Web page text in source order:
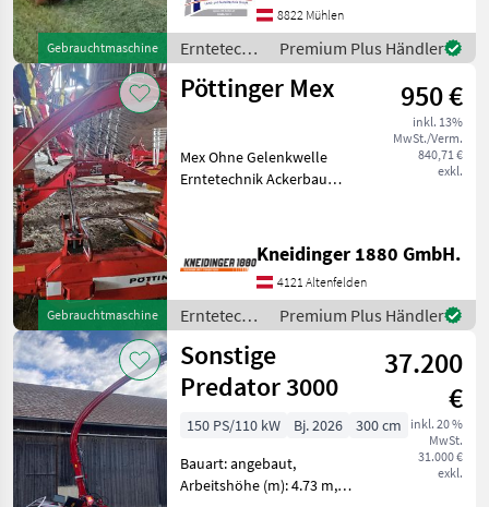
Gebrauchtmaschine
Höchstgeschwindigkeit in
km/h: 20 km/h, Arbeitshöhe
(m): 4.73 m, Beleuchtung,
Kabine
8822 Mühlen
Erntetechnik
Ackerbau /
Hesston
Premium Plus Händler
Gebrauchtmaschine
Pöttinger Mex 950 €
inkl. 13%
MwSt./Verm.
840,71 €
exkl.
Mex Ohne Gelenkwelle
Erntetechnik Ackerbau
Kneidinger 1880 GmbH.
4121 Altenfelden
Erntetechnik
Ackerbau /
Pöttinger
Premium Plus Händler
Sonstige
Predator 3000
37.200
€
inkl. 20 %
MwSt.
31.000 €
exkl.
150 PS/110 kW Bj. 2026
300 cm
Bauart: angebaut,
Arbeitshöhe (m): 4.73 m,